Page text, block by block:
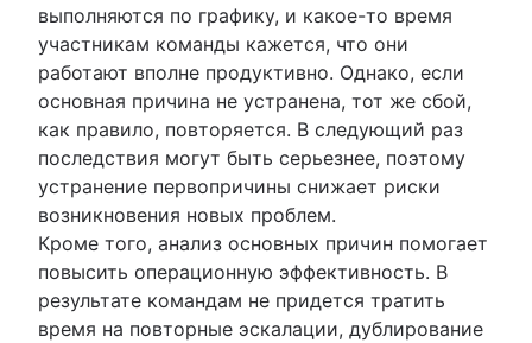
выполняются по графику, и какое-то время
участникам команды кажется, что они
работают вполне продуктивно. Однако, если
основная причина не устранена, тот же сбой,
как правило, повторяется. В следующий раз
последствия могут быть серьезнее, поэтому
устранение первопричины снижает риски
возникновения новых проблем.
Кроме того, анализ основных причин помогает
повысить операционную эффективность. В
результате командам не придется тратить
время на повторные эскалации, дублирование